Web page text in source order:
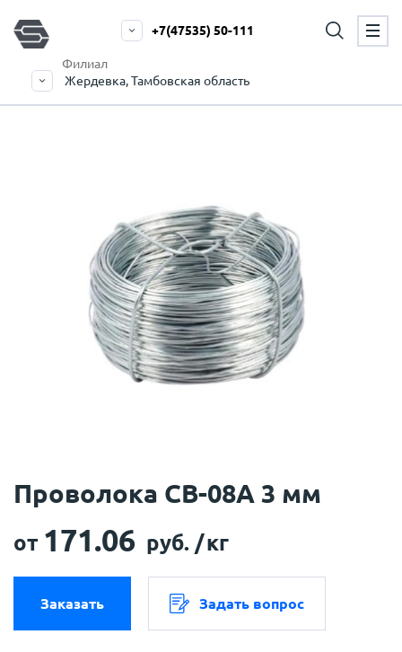
Филиал
Жердевка, Тамбовская область
+7(47535) 50-111
Проволока СВ-08А 3 мм
от 171.06 руб. /кг
Заказать Задать вопрос